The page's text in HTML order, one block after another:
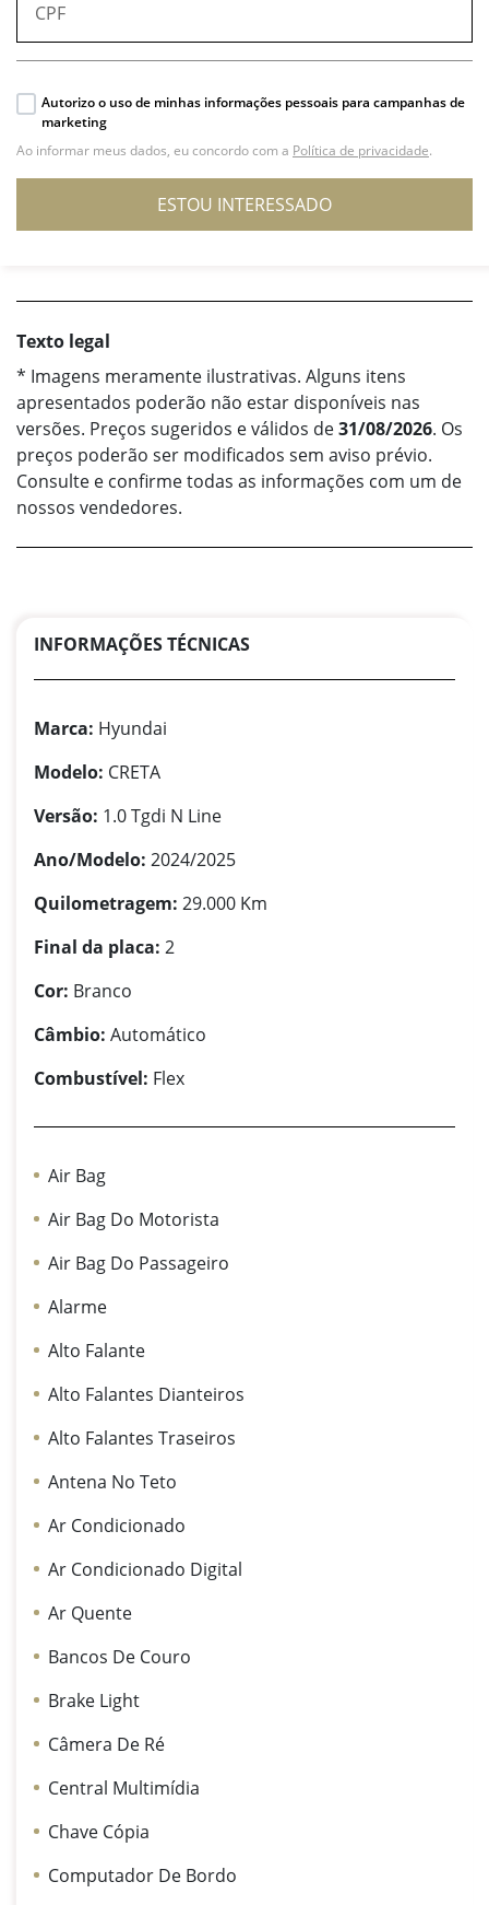
Autorizo o uso de minhas informações pessoais para campanhas de
marketing
Ao informar meus dados, eu concordo com a Política de privacidade.
ESTOU INTERESSADO
Texto legal
* Imagens meramente ilustrativas. Alguns itens
apresentados poderão não estar disponíveis nas
versões. Preços sugeridos e válidos de31/08/2026. Os
preços poderão ser modificados sem aviso prévio.
Consulte e confirme todas as informações com um de
nossos vendedores.
INFORMAÇÕES TÉCNICAS
Marca: Hyundai
Modelo: CRETA
Versão: 1.0 Tgdi N Line
Ano/Modelo: 2024/2025
Quilometragem: 29.000 Km
Final da placa: 2
Cor: Branco
Câmbio: Automático
Combustível: Flex
Air Bag
Air Bag Do Motorista
Air Bag Do Passageiro
Alarme
Alto Falante
Alto Falantes Dianteiros
Alto Falantes Traseiros
Antena No Teto
Ar Condicionado
Ar Condicionado Digital
Ar Quente
Bancos De Couro
Brake Light
Câmera De Ré
Central Multimídia
Chave Cópia
Computador De Bordo